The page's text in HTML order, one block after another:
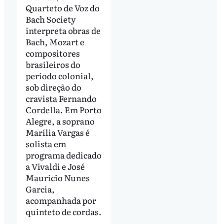
Quarteto de Voz do
Bach Society
interpreta obras de
Bach, Mozart e
compositores
brasileiros do
período colonial,
sob direção do
cravista Fernando
Cordella. Em Porto
Alegre, a soprano
Marília Vargas é
solista em
programa dedicado
a Vivaldi e José
Maurício Nunes
Garcia,
acompanhada por
quinteto de cordas.